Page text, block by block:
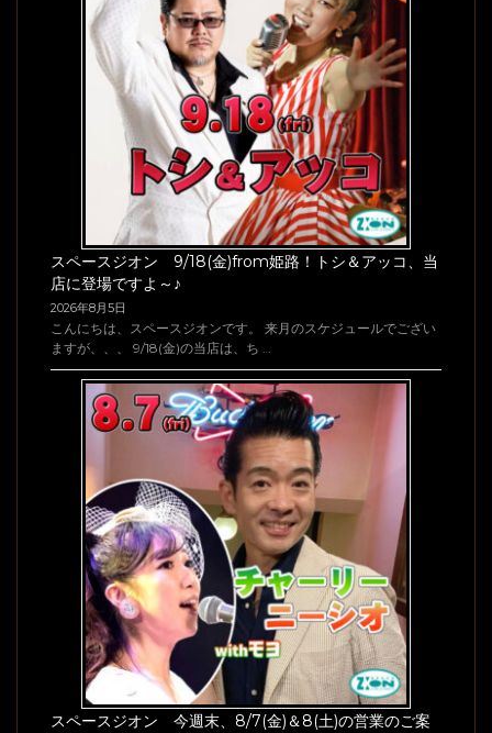
スペースジオン 9/18(金)from姫路！トシ＆アッコ、当
店に登場ですよ～♪
2026年8月5日
こんにちは、スペースジオンです。 来月のスケジュールでござい
ますが、、、 9/18(金)の当店は、ち …
スペースジオン 今週末、8/7(金)＆8(土)の営業のご案